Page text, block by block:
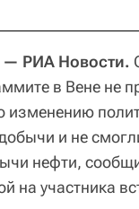
РИА Новости.
в Вене не
изменению
и не
нефти,
на участника